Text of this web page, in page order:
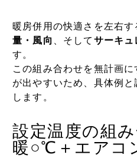
暖房併用の快適さを左右す
量・風向 、そして サーキュ
す。
この組み合わせを無計画
が出やすいため、具体例
します。
設定温度の組
暖○℃＋エアコ